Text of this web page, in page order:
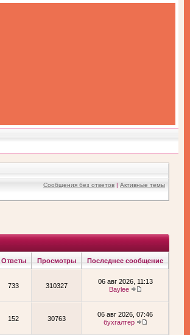
Сообщения без ответов | Активные темы
Ответы Просмотры Последнее сообщение
733 310327
06 авг 2026, 11:13
Baylee
152 30763
06 авг 2026, 07:46
бухгалтер